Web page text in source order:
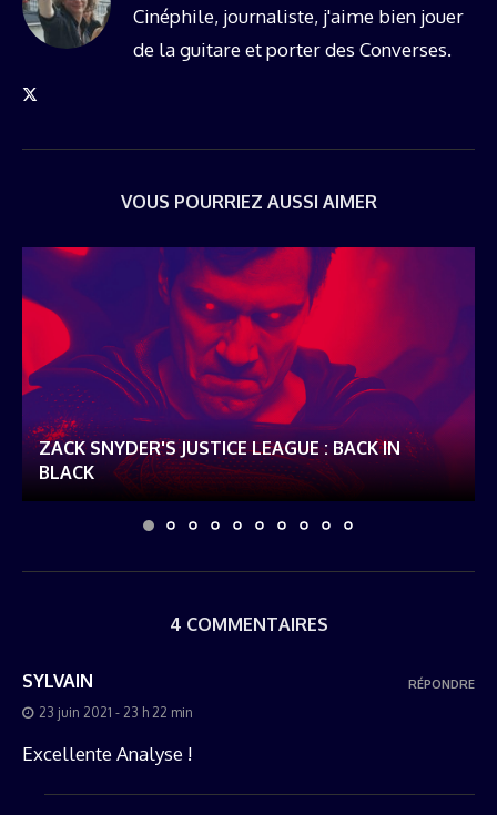
Cinéphile, journaliste, j'aime bien jouer
de la guitare et porter des Converses.
VOUS POURRIEZ AUSSI AIMER
ZACK SNYDER'S JUSTICE LEAGUE : BACK IN
BLACK
4 COMMENTAIRES
SYLVAIN
23 juin 2021 - 23 h 22 min
Excellente Analyse !
RÉPONDRE